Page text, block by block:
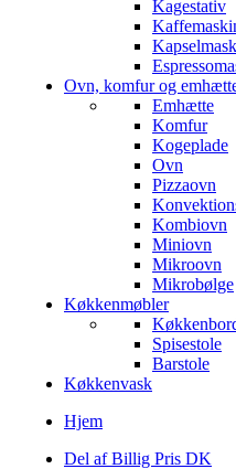
Kagestativ
Ovn, komfur og
Emhætte
Komfur
Kogeplade
Ovn
Pizzaovn
Kombiovn
Miniovn
Mikroovn
Mikrobølge
Køkkenmøbler
Spisestole
Barstole
Køkkenvask
Hjem
Del af Billig Pris DK